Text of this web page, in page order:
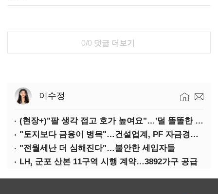
0/0 댓글 더보기
이수정
(현장+)"팔 생각 접고 호가 높여요"…'덜 똘똘한 한 채' 20억 키맞추기
"토지보다 금융이 병목"…건설업계, PF 자금경색 해소 목소리
"전월세난 더 심해진다"…불안한 세입자들
LH, 군포 산본 11구역 시행 계약…3892가구 공급